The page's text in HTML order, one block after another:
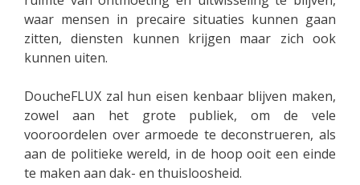
waar mensen in precaire situaties kunnen gaan
zitten, diensten kunnen krijgen maar zich ook
kunnen uiten.
DoucheFLUX zal hun eisen kenbaar blijven maken,
zowel aan het grote publiek, om de vele
vooroordelen over armoede te deconstrueren, als
aan de politieke wereld, in de hoop ooit een einde
te maken aan dak- en thuisloosheid.